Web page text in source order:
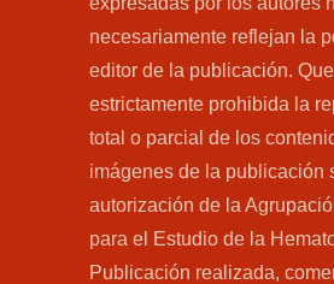
necesariamente reflejan la
editor de la publicación.
estrictamente prohibida la
total o parcial de los
imágenes de la publicación
autorización de la
para el Estudio de la
Publicación realizada,